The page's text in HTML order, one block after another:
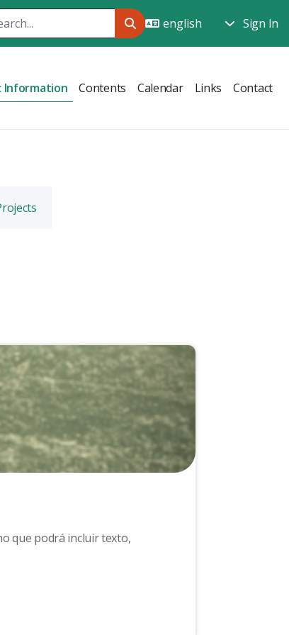
Sign In
Information Contents Calendar Links Contact
que podrá incluir texto,